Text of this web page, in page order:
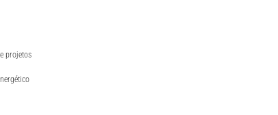
projetos